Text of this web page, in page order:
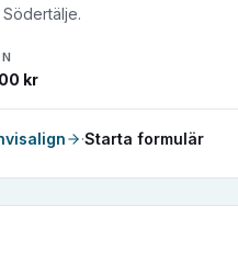
kr
·Starta formulär